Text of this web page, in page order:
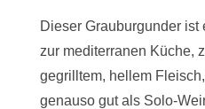
Dieser Grauburgunder
zur mediterranen Küche,
gegrilltem, hellem
genauso gut als Solo-